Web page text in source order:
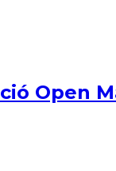
Open